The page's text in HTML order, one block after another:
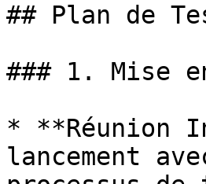
## Plan de
### 1. Mise
* **Réunion
lancement